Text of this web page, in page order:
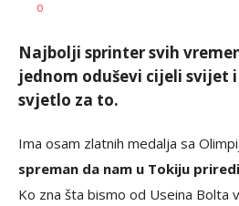
AUTOR
0
Najbolji sprinter svih
jednom oduševi cijeli svijet
svjetlo za to.
Ima osam zlatnih medalja sa
spreman da nam u Tokiju
Ko zna šta bismo od Useina Bolta